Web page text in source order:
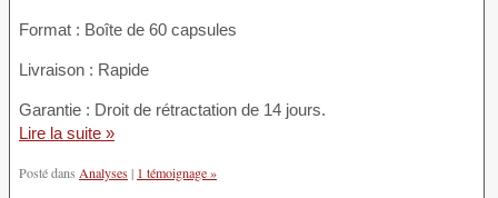
Format : Boîte de 60 capsules
Livraison : Rapide
Garantie : Droit de rétractation de 14 jours.
Lire la suite »
Posté dans Analyses| 1 témoignage »